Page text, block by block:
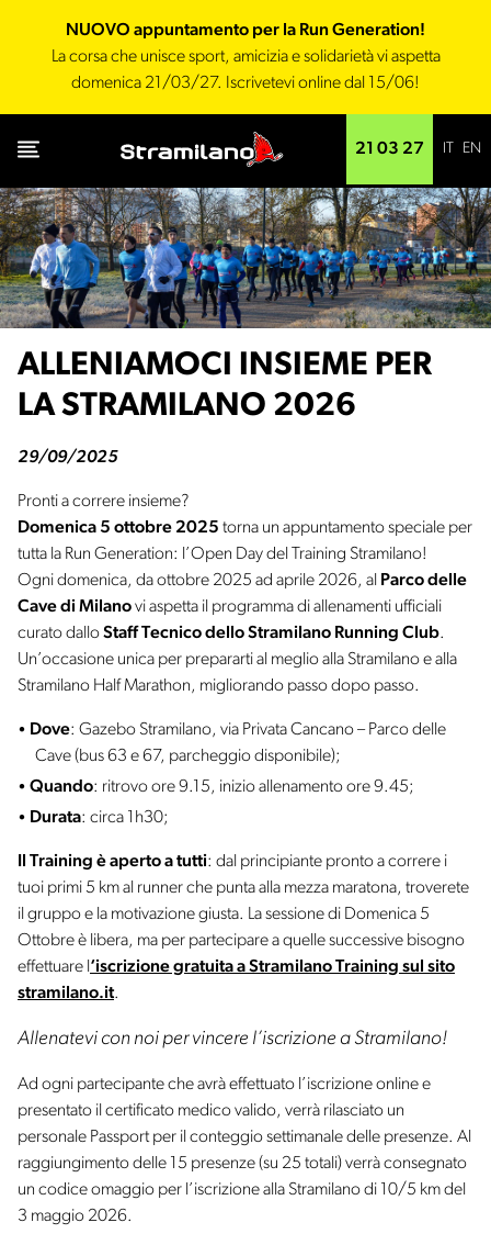
NUOVO appuntamento per la Run Generation!
La corsa che unisce sport, amicizia e solidarietà vi aspetta
domenica 21/03/27. Iscrivetevi online dal 15/06!
21 03 27 EN
ALLENIAMOCI INSIEME PER
LA STRAMILANO 2026
29/09/2025
Pronti a correre insieme?
Domenica 5 ottobre 2025 torna un appuntamento speciale per
tutta la Run Generation: l’Open Day del Training Stramilano!
Ogni domenica, da ottobre 2025 ad aprile 2026, al Parco delle
Cave di Milanovi aspetta il programma di allenamenti ufficiali
curato dalloStaff Tecnico dello Stramilano Running Club.
Un’occasione unica per prepararti al meglio alla Stramilano e alla
Stramilano Half Marathon, migliorando passo dopo passo.
Dove: Gazebo Stramilano, via Privata Cancano – Parco delle
Cave (bus 63 e 67, parcheggio disponibile);
Quando: ritrovo ore 9.15, inizio allenamento ore 9.45;
Durata: circa 1h30;
Il Training è aperto a tutti: dal principiante pronto a correre i
tuoi primi 5 km al runner che punta alla mezza maratona, troverete
il gruppo e la motivazione giusta. La sessione di Domenica 5
Ottobre è libera, ma per partecipare a quelle successive bisogno
effettuare l ‘iscrizione gratuita a Stramilano Training sul sito
stramilano.it.
Allenatevi con noi per vincere l’iscrizione a Stramilano!
Ad ogni partecipante che avrà effettuato l’iscrizione online e
presentato il certificato medico valido, verrà rilasciato un
personale Passport per il conteggio settimanale delle presenze. Al
raggiungimento delle 15 presenze (su 25 totali) verrà consegnato
un codice omaggio per l’iscrizione alla Stramilano di 10/5 km del
3 maggio 2026.